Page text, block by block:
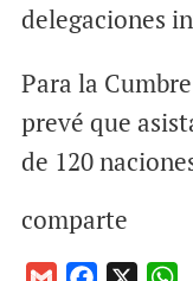
delegaciones
Para la
prevé que
de 120
comparte